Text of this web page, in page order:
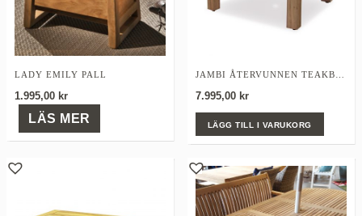
LADY EMILY PALL
1.995,00 kr
LÄS MER
7.995,00 kr
LÄGG TILL I VARUKORG